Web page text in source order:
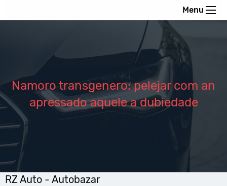
Menu
Namoro transgenero: pelejar com an
apressado aquele a dubiedade
RZ Auto - Autobazar